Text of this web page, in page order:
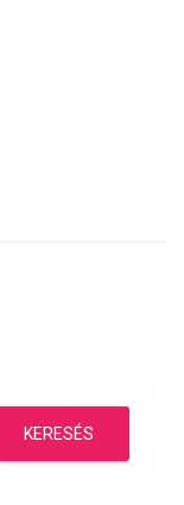
KERESÉS